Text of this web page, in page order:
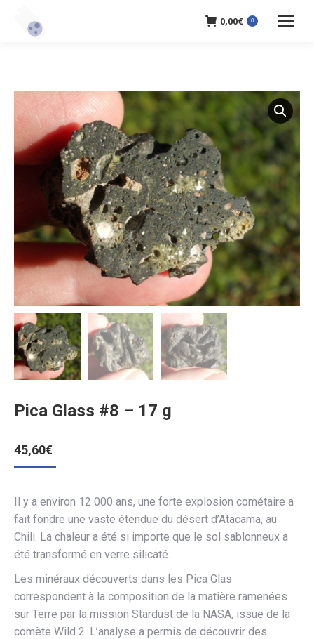
0,00€ 0
Pica Glass #8 – 17 g
45,60€
Il y a environ 12 000 ans, une forte explosion cométaire a
fait fondre une vaste étendue du désert d’Atacama, au
Chili. La chaleur a été si importe que le sol sablonneux a
été transformé en verre silicaté.
Les minéraux découverts dans les Pica Glas
correspondent à la composition de la matière ramenées
sur Terre par la mission Stardust de la NASA, issue de la
comète Wild 2. L’analyse a permis de découvrir des